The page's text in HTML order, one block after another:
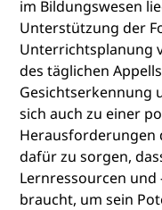
im Bildungswesen
Unterstützung der
Unterrichtsplanung
des täglichen
Gesichtserkennung
sich auch zu einer
Herausforderungen
dafür zu sorgen,
Lernressourcen
braucht, um sein